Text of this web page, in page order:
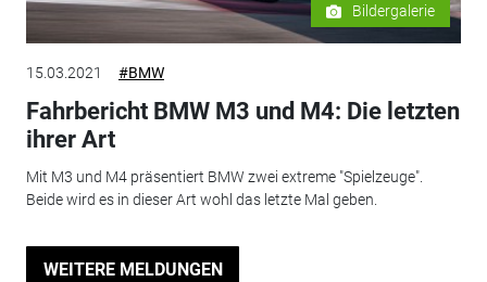
Bildergalerie
15.03.2021 #BMW
Fahrbericht BMW M3 und M4: Die letzten
ihrer Art
Mit M3 und M4 präsentiert BMW zwei extreme "Spielzeuge".
Beide wird es in dieser Art wohl das letzte Mal geben.
WEITERE MELDUNGEN